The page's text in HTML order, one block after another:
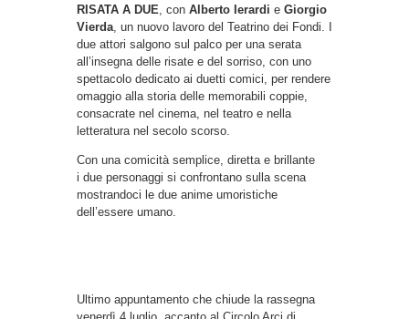
RISATA A DUE , con Alberto Ierardi e Giorgio
Vierda , un nuovo lavoro del Teatrino dei Fondi. I
due attori salgono sul palco per una serata
all’insegna delle risate e del sorriso, con uno
spettacolo dedicato ai duetti comici, per rendere
omaggio alla storia delle memorabili coppie,
consacrate nel cinema, nel teatro e nella
letteratura nel secolo scorso.
Con una comicità semplice, diretta e brillante
i due personaggi si confrontano sulla scena
mostrandoci le due anime umoristiche
dell’essere umano.
Ultimo appuntamento che chiude la rassegna